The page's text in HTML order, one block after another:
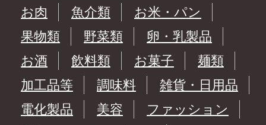
お肉
魚介類
お米・パン
果物類
野菜類
卵・乳製品
お酒
飲料類 お菓子
麺類
加工品等
調味料
雑貨・日用品
電化製品
美容
ファッション